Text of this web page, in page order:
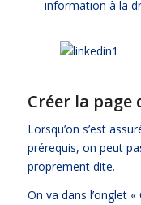
information à la
Créer la page
Lorsqu’on s’est
prérequis, on peut
proprement dite.
On va dans l’onglet